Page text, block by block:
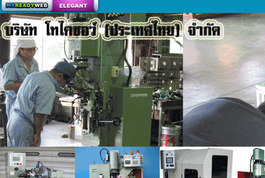
สร้างเว็บ